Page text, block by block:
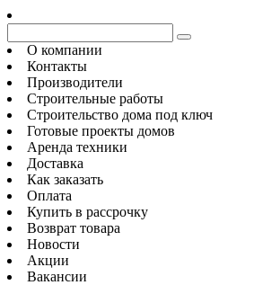
О компании
Контакты
Производители
Строительные работы
Строительство дома под ключ
Готовые проекты домов
Аренда техники
Доставка
Как заказать
Оплата
Купить в рассрочку
Возврат товара
Новости
Акции
Вакансии